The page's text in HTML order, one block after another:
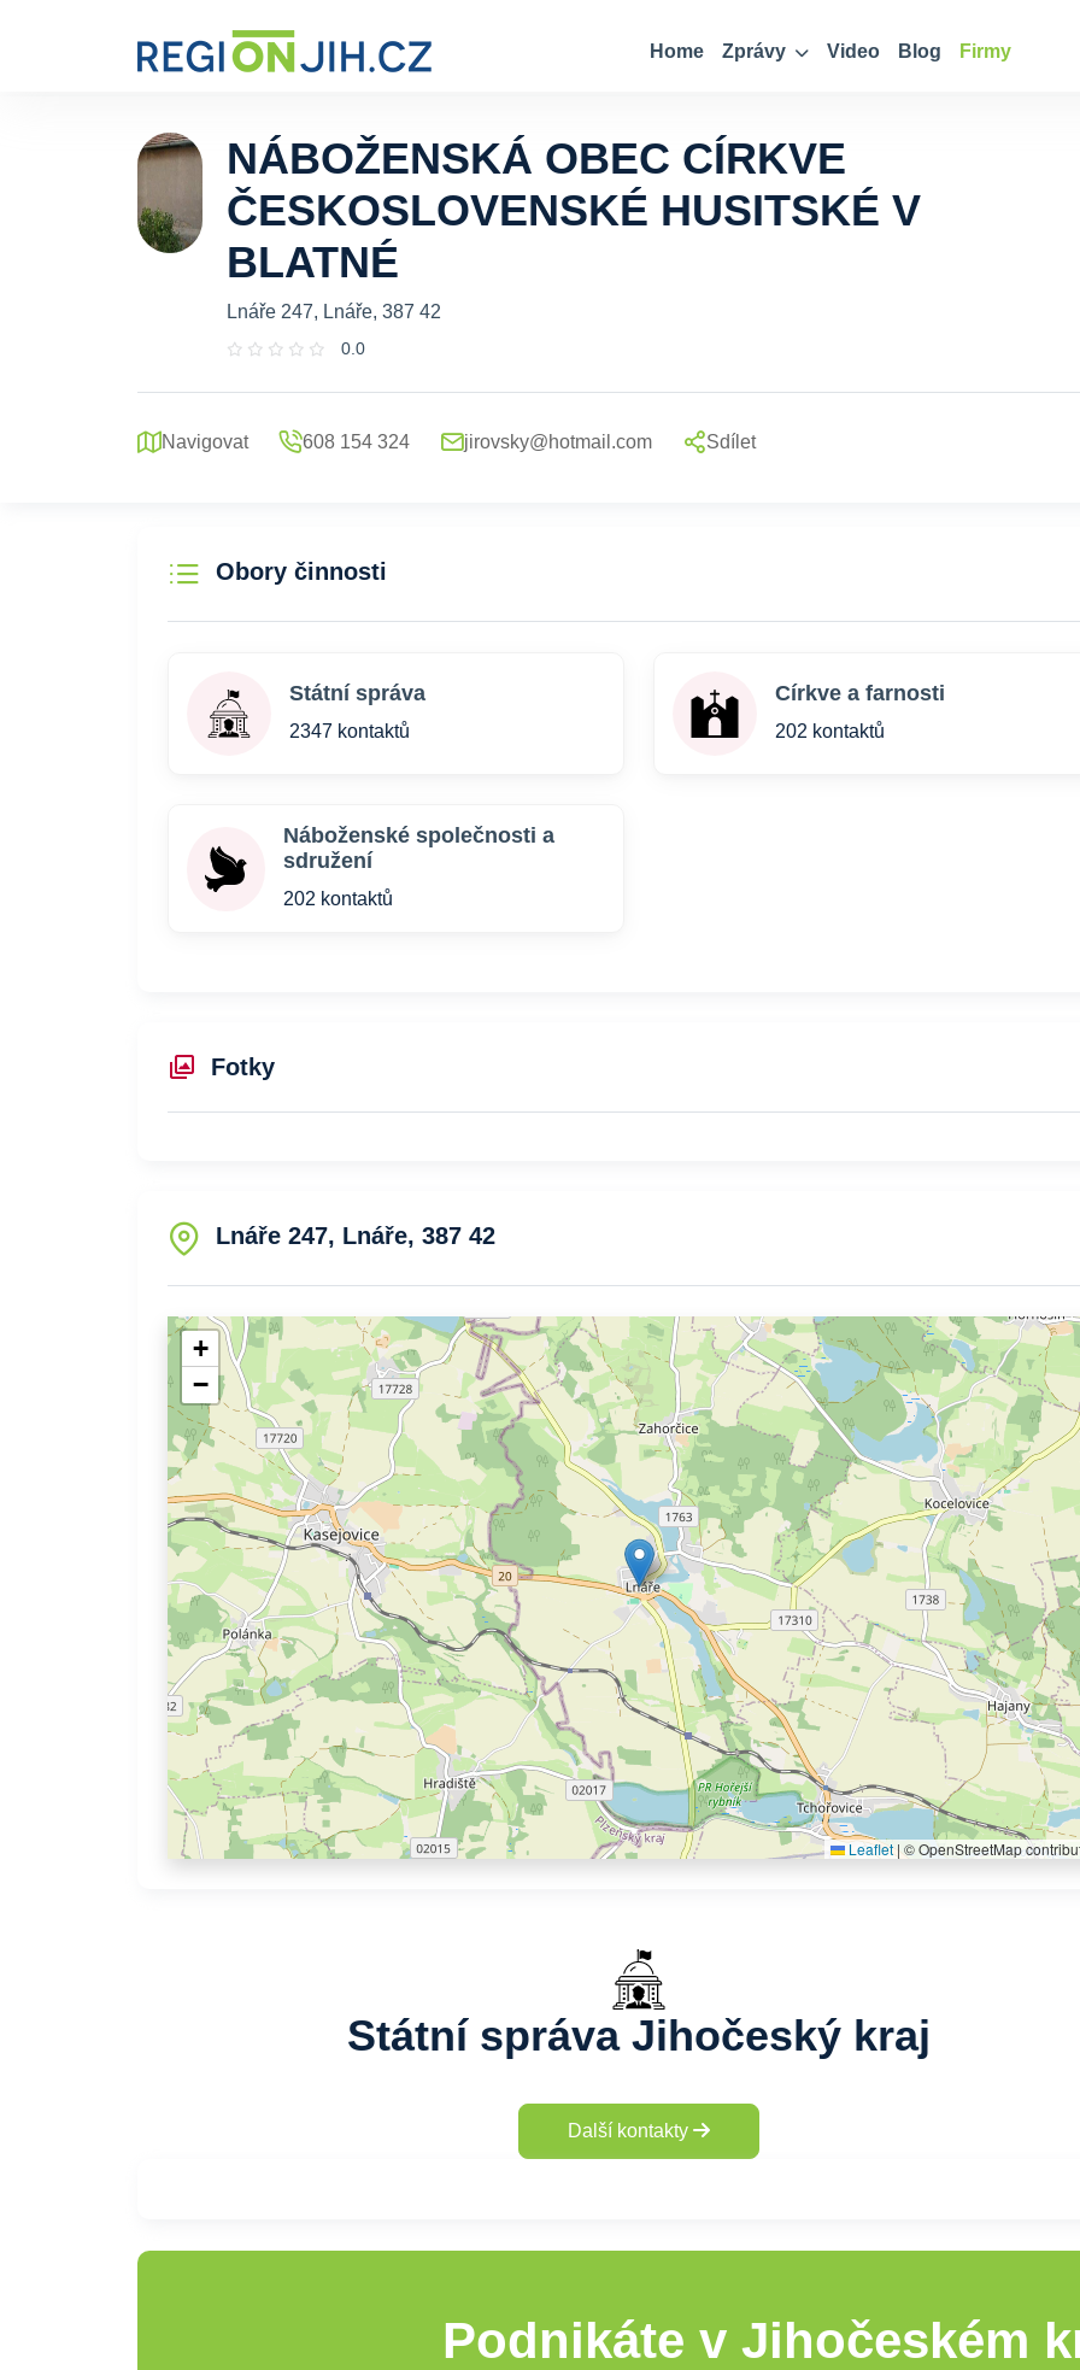
Home Zprávy Video Blog Firmy
NÁBOŽENSKÁ OBEC CÍRKVE
ČESKOSLOVENSKÉ HUSITSKÉ V
BLATNÉ
Lnáře 247, Lnáře, 387 42
0.0
Navigovat 608 154 324 jirovsky@hotmail.com Sdílet
Obory činnosti
Státní správa
2347 kontaktů
Církve a farnosti
202 kontaktů
Náboženské společnosti a
sdružení
202 kontaktů
Fotky
Lnáře 247, Lnáře, 387 42
+
−
Leaflet | © OpenStreetMap
Státní správa Jihočeský kraj
Další kontakty
Podnikáte v Jihočeském